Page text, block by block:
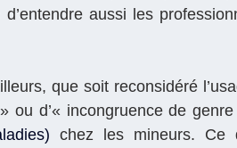
aussi les
que soit reconsidéré
ou d’« incongruence de genre
chez les mineurs. Ce